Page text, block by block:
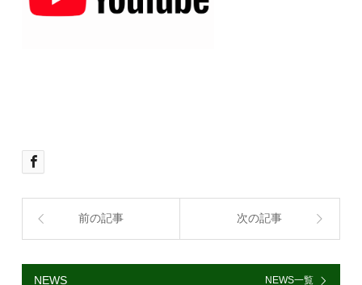
前の記事 次の記事
NEWS NEWS一覧